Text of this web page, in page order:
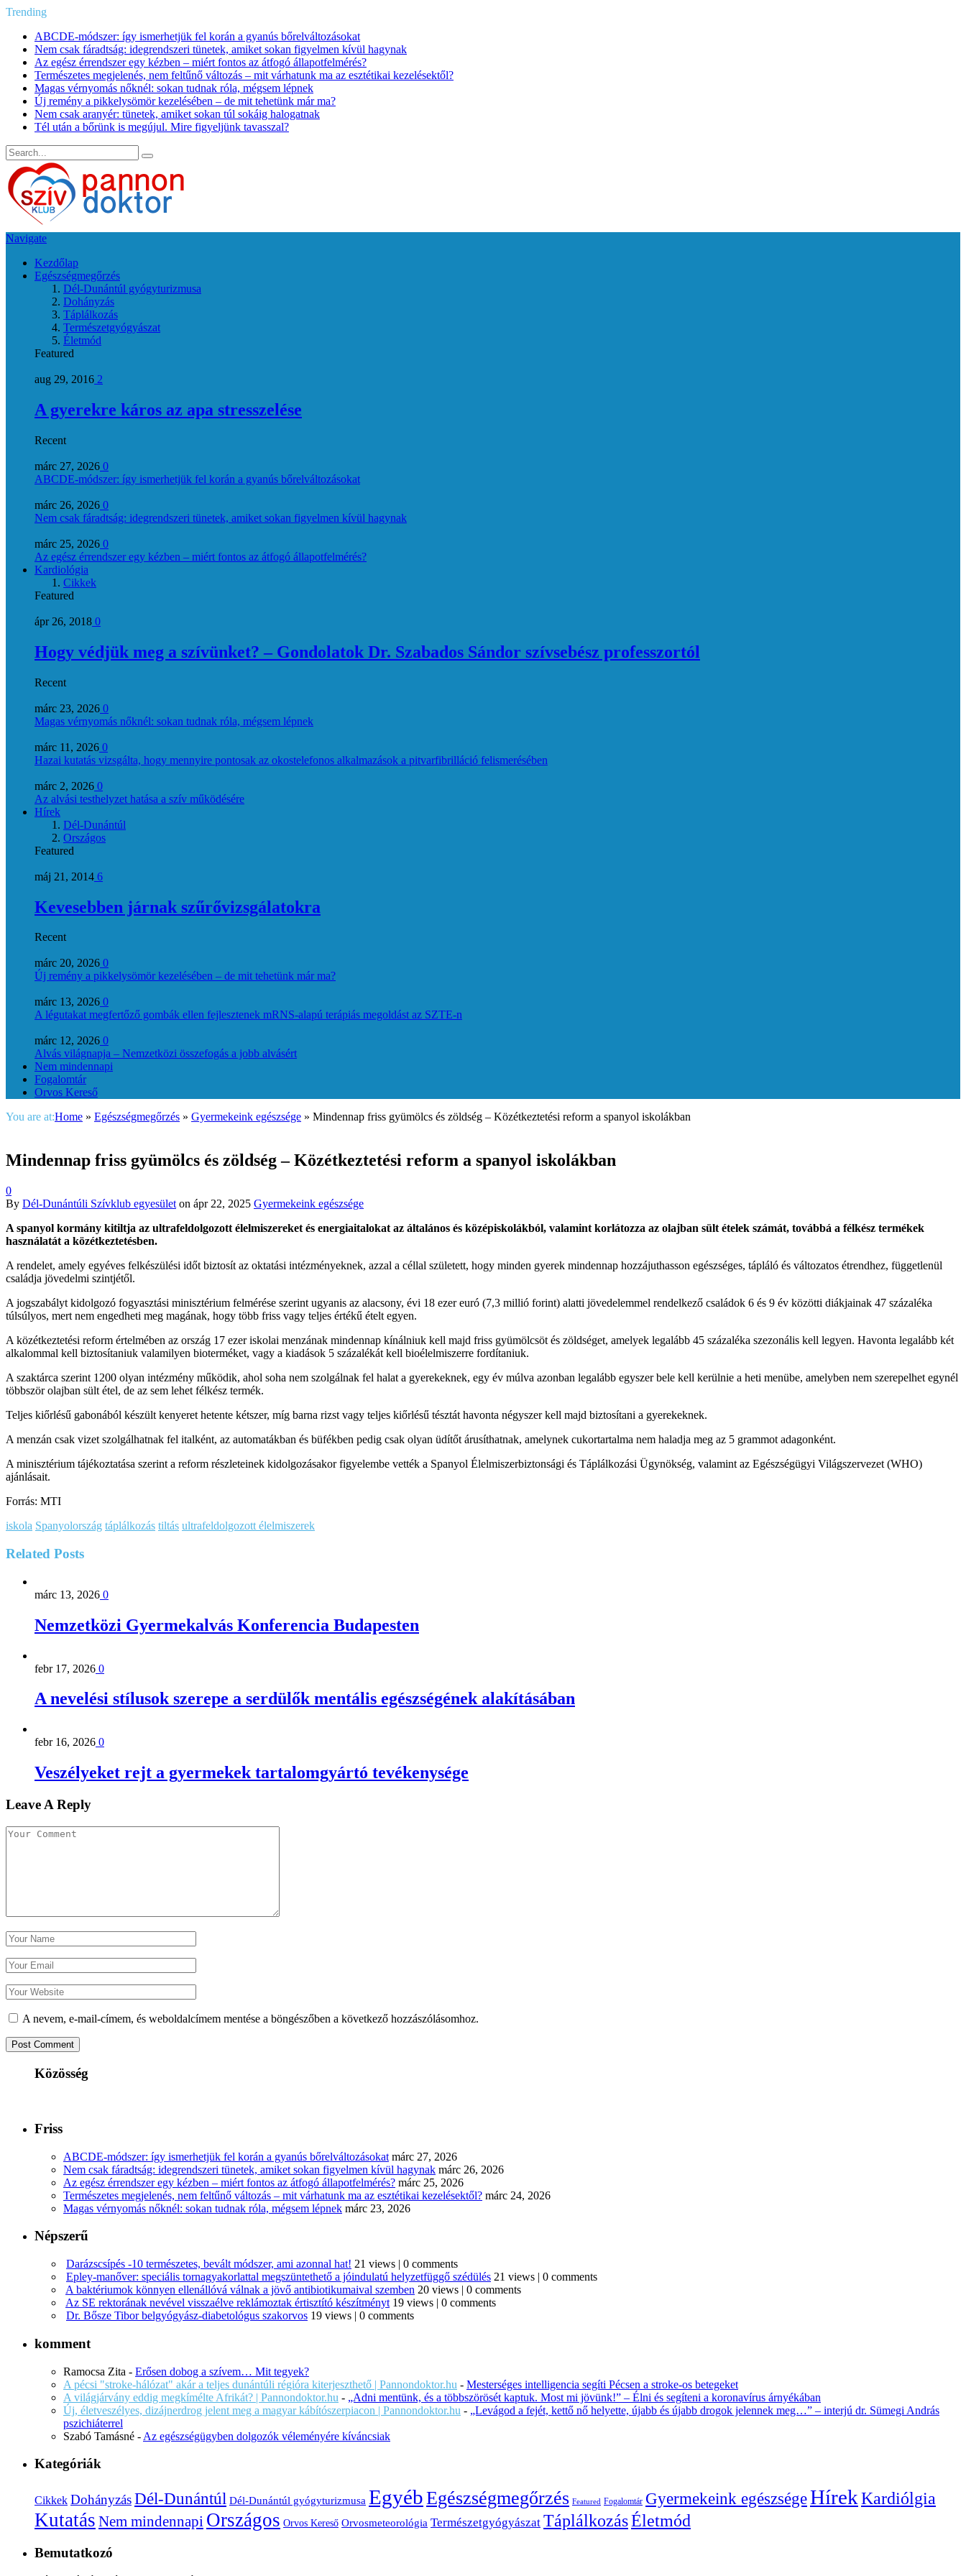
Trending
ABCDE‑módszer: így ismerhetjük fel korán a gyanús bőrelváltozásokat
Nem csak fáradtság: idegrendszeri tünetek, amiket sokan figyelmen kívül hagynak
Az egész érrendszer egy kézben – miért fontos az átfogó állapotfelmérés?
Természetes megjelenés, nem feltűnő változás – mit várhatunk ma az esztétikai kezelésektől?
Magas vérnyomás nőknél: sokan tudnak róla, mégsem lépnek
Új remény a pikkelysömör kezelésében – de mit tehetünk már ma?
Nem csak aranyér: tünetek, amiket sokan túl sokáig halogatnak
Tél után a bőrünk is megújul. Mire figyeljünk tavasszal?
Navigate
Kezdőlap
Egészségmegőrzés
Dél-Dunántúl gyógyturizmusa
Dohányzás
Táplálkozás
Természetgyógyászat
Életmód
Featured
aug 29, 2016 2
A gyerekre káros az apa stresszelése
Recent
márc 27, 2026 0
ABCDE‑módszer: így ismerhetjük fel korán a gyanús bőrelváltozásokat
márc 26, 2026 0
Nem csak fáradtság: idegrendszeri tünetek, amiket sokan figyelmen kívül hagynak
márc 25, 2026 0
Az egész érrendszer egy kézben – miért fontos az átfogó állapotfelmérés?
Kardiológia
Cikkek
Featured
ápr 26, 2018 0
Hogy védjük meg a szívünket? – Gondolatok Dr. Szabados Sándor szívsebész professzortól
Recent
márc 23, 2026 0
Magas vérnyomás nőknél: sokan tudnak róla, mégsem lépnek
márc 11, 2026 0
Hazai kutatás vizsgálta, hogy mennyire pontosak az okostelefonos alkalmazások a pitvarfibrilláció felismerésében
márc 2, 2026 0
Az alvási testhelyzet hatása a szív működésére
Hírek
Dél-Dunántúl
Országos
Featured
máj 21, 2014 6
Kevesebben járnak szűrővizsgálatokra
Recent
márc 20, 2026 0
Új remény a pikkelysömör kezelésében – de mit tehetünk már ma?
márc 13, 2026 0
A légutakat megfertőző gombák ellen fejlesztenek mRNS-alapú terápiás megoldást az SZTE-n
márc 12, 2026 0
Alvás világnapja – Nemzetközi összefogás a jobb alvásért
Nem mindennapi
Fogalomtár
Orvos Kereső
You are at:Home » Egészségmegőrzés » Gyermekeink egészsége » Mindennap friss gyümölcs és zöldség – Közétkeztetési reform a spanyol iskolákban
Mindennap friss gyümölcs és zöldség – Közétkeztetési reform a spanyol iskolákban
0
By Dél-Dunántúli Szívklub egyesület on ápr 22, 2025 Gyermekeink egészsége
A spanyol kormány kitiltja az ultrafeldolgozott élelmiszereket és energiaitalokat az általános és középiskolákból, valamint korlátozza az olajban sült ételek számát, továbbá a félkész termékek
használatát a közétkeztetésben.
A rendelet, amely egyéves felkészülési időt biztosít az oktatási intézményeknek, azzal a céllal született, hogy minden gyerek mindennap hozzájuthasson egészséges, tápláló és változatos étrendhez, függetlenül
családja jövedelmi szintjétől.
A jogszabályt kidolgozó fogyasztási minisztérium felmérése szerint ugyanis az alacsony, évi 18 ezer euró (7,3 millió forint) alatti jövedelemmel rendelkező családok 6 és 9 év közötti diákjainak 47 százaléka
túlsúlyos, mert nem engedheti meg magának, hogy több friss vagy teljes értékű ételt egyen.
A közétkeztetési reform értelmében az ország 17 ezer iskolai menzának mindennap kínálniuk kell majd friss gyümölcsöt és zöldséget, amelyek legalább 45 százaléka szezonális kell legyen. Havonta legalább két
alkalommal kell biztosítaniuk valamilyen bioterméket, vagy a kiadások 5 százalékát kell bioélelmiszerre fordítaniuk.
A szaktárca szerint 1200 olyan intézmény működik, ahol soha nem szolgálnak fel halat a gyerekeknek, egy év múlva azonban legalább egyszer bele kell kerülnie a heti menübe, amelyben nem szerepelhet egynél
többször olajban sült étel, de az sem lehet félkész termék.
Teljes kiőrlésű gabonából készült kenyeret hetente kétszer, míg barna rizst vagy teljes kiőrlésű tésztát havonta négyszer kell majd biztosítani a gyerekeknek.
A menzán csak vizet szolgálhatnak fel italként, az automatákban és büfékben pedig csak olyan üdítőt árusíthatnak, amelynek cukortartalma nem haladja meg az 5 grammot adagonként.
A minisztérium tájékoztatása szerint a reform részleteinek kidolgozásakor figyelembe vették a Spanyol Élelmiszerbiztonsági és Táplálkozási Ügynökség, valamint az Egészségügyi Világszervezet (WHO)
ajánlásait.
Forrás: MTI
iskola Spanyolország táplálkozás tiltás ultrafeldolgozott élelmiszerek
Related Posts
márc 13, 2026 0
Nemzetközi Gyermekalvás Konferencia Budapesten
febr 17, 2026 0
A nevelési stílusok szerepe a serdülők mentális egészségének alakításában
febr 16, 2026 0
Veszélyeket rejt a gyermekek tartalomgyártó tevékenysége
Leave A Reply
A nevem, e-mail-címem, és weboldalcímem mentése a böngészőben a következő hozzászólásomhoz.
Közösség
Friss
ABCDE‑módszer: így ismerhetjük fel korán a gyanús bőrelváltozásokat márc 27, 2026
Nem csak fáradtság: idegrendszeri tünetek, amiket sokan figyelmen kívül hagynak márc 26, 2026
Az egész érrendszer egy kézben – miért fontos az átfogó állapotfelmérés? márc 25, 2026
Természetes megjelenés, nem feltűnő változás – mit várhatunk ma az esztétikai kezelésektől? márc 24, 2026
Magas vérnyomás nőknél: sokan tudnak róla, mégsem lépnek márc 23, 2026
Népszerű
Darázscsípés -10 természetes, bevált módszer, ami azonnal hat! 21 views | 0 comments
Epley-manőver: speciális tornagyakorlattal megszüntethető a jóindulatú helyzetfüggő szédülés 21 views | 0 comments
A baktériumok könnyen ellenállóvá válnak a jövő antibiotikumaival szemben 20 views | 0 comments
Az SE rektorának nevével visszaélve reklámoztak értisztító készítményt 19 views | 0 comments
Dr. Bősze Tibor belgyógyász-diabetológus szakorvos 19 views | 0 comments
komment
Ramocsa Zita - Erősen dobog a szívem… Mit tegyek?
A pécsi "stroke-hálózat" akár a teljes dunántúli régióra kiterjeszthető | Pannondoktor.hu - Mesterséges intelligencia segíti Pécsen a stroke-os betegeket
A világjárvány eddig megkímélte Afrikát? | Pannondoktor.hu - „Adni mentünk, és a többszörösét kaptuk. Most mi jövünk!” – Élni és segíteni a koronavírus árnyékában
Új, életveszélyes, dizájnerdrog jelent meg a magyar kábítószerpiacon | Pannondoktor.hu - „Levágod a fejét, kettő nő helyette, újabb és újabb drogok jelennek meg…” – interjú dr. Sümegi András
pszichiáterrel
Szabó Tamásné - Az egészségügyben dolgozók véleményére kíváncsiak
Kategóriák
Cikkek DohányzásDél-Dunántúl Dél-Dunántúl gyógyturizmusa EgyébEgészségmegőrzés Featured Fogalomtár Gyermekeink egészségeHírekKardiólgia
Kutatás Nem mindennapi Országos Orvos Kereső Orvosmeteorológia Természetgyógyászat TáplálkozásÉletmód
Bemutatkozó